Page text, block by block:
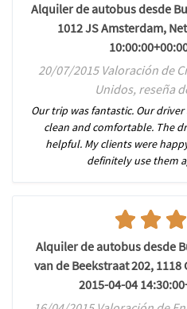
Alquiler de autobus desde
1012 JS Amsterdam,
20/07/2015 Valoración de
Unidos, reseña
Our trip was fantastic. Our
clean and comfortable. The
helpful. My clients were
definitely use them
Alquiler de autobus desde
van de Beekstraat 202,
2015-04-04